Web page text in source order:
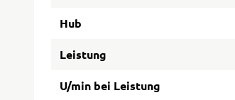
Hub
Leistung
U/min bei Leistung